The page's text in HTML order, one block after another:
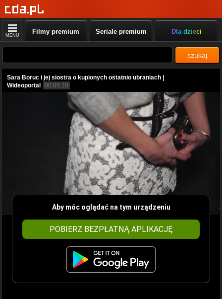
MENU Filmy premium Seriale premium Dla dzieci
szukaj
Sara Boruc i jej siostra o kupionych ostatnio ubraniach |
Wideoportal
00:05:10
Aby móc oglądać na tym urządzeniu
POBIERZ BEZPŁATNĄ APLIKACJĘ